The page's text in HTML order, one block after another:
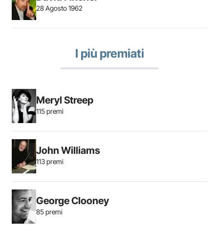
28 Agosto 1962
I più premiati
Meryl Streep
115 premi
John Williams
113 premi
George Clooney
85 premi